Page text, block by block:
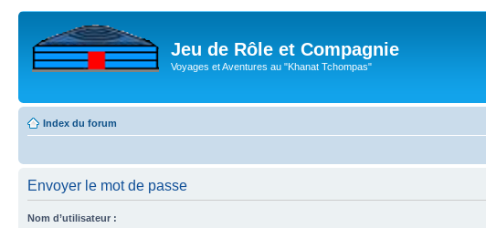
Jeu de Rôle et Compagnie
Voyages et Aventures au "Khanat Tchompas"
Index du forum
Envoyer le mot de passe
Nom d’utilisateur :